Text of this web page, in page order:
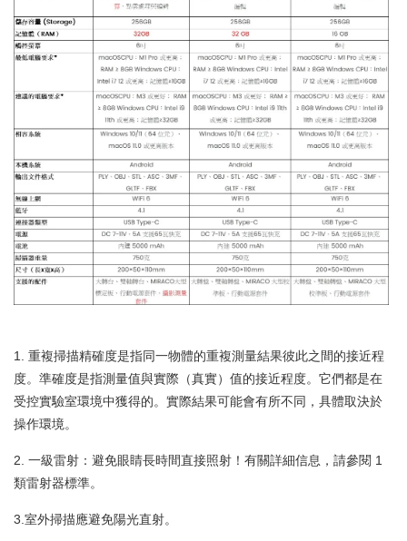
1. 重複掃描精確度是指同一物體的重複測量結果彼此之間的接近程
度。準確度是指測量值與實際（真實）值的接近程度。它們都是在
受控實驗室環境中獲得的。實際結果可能會有所不同，具體取決於
操作環境。
2. 一級雷射：避免眼睛長時間直接照射！有關詳細信息，請參閱 1
類雷射器標準。
3.室外掃描應避免陽光直射。